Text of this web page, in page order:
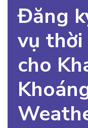
Đăng
vụ
cho